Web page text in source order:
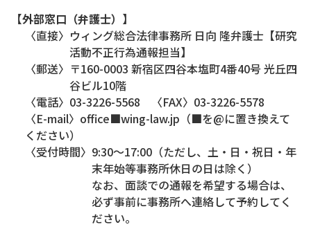
【外部窓口（弁護士）】
〈直接〉ウィング総合法律事務所 日向 隆弁護士【研究
活動不正行為通報担当】
〈郵送〉〒160-0003 新宿区四谷本塩町4番40号 光丘四
谷ビル10階
〈電話〉03-3226-5568 〈FAX〉03-3226-5578
〈E-mail〉office■wing-law.jp（■を@に置き換えて
ください）
〈受付時間〉9:30～17:00（ただし、土・日・祝日・年
末年始等事務所休日の日は除く）
なお、面談での通報を希望する場合は、
必ず事前に事務所へ連絡して予約してく
ださい。